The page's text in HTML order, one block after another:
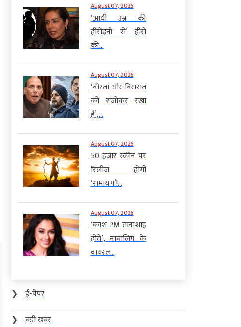
August 07, 2026
‘आधी उम्र की
हीरोइनों से’ हीरो
की...
August 07, 2026
‘वीरता और विरासत
को संजोकर रखा
है’,...
August 07, 2026
50 हजार स्क्रीन पर
रिलीज होगी
‘रामायण’!...
August 07, 2026
‘काश PM तानाशाह
होते’, नाबालिग के
वायरल...
❯
ई-पेपर
❯
बड़ी खबर